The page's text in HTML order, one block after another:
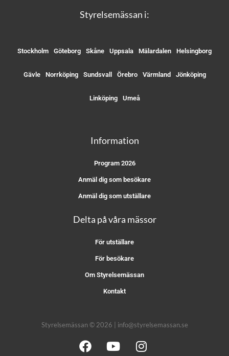
Styrelsemässan i:
Stockholm Göteborg Skåne Uppsala Mälardalen Helsingborg
Gävle Norrköping Sundsvall Örebro Värmland Jönköping
Linköping Umeå
Information
Program 2026
Anmäl dig som besökare
Anmäl dig som utställare
Delta på våra mässor
För utställare
För besökare
Om Styrelsemässan
Kontakt
Styrelsemässan © 2026 | info@styrelsemassan.se